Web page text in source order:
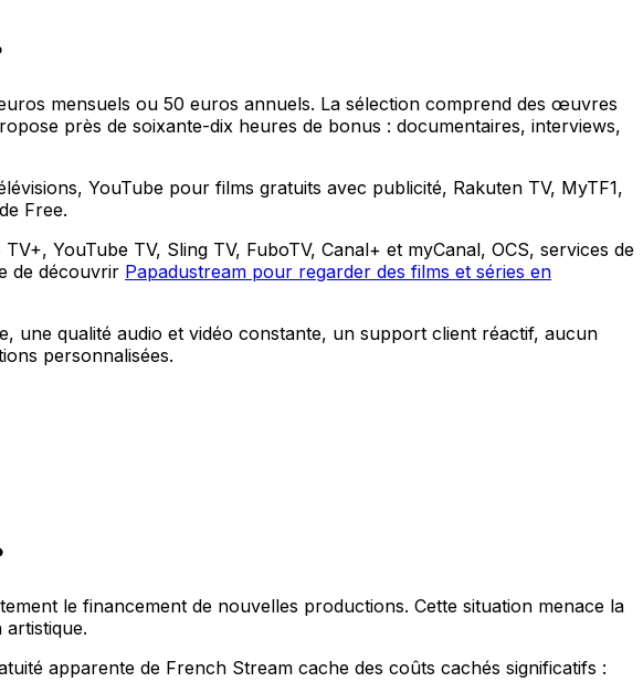
mensuels ou 50 euros annuels. La sélection comprend des œuvres
près de soixante-dix heures de bonus : documentaires, interviews,
YouTube pour films gratuits avec publicité, Rakuten TV, MyTF1,
Free.
YouTube TV, Sling TV, FuboTV, Canal+ et myCanal, OCS, services de
de découvrir Papadustream pour regarder des films et séries en
une qualité audio et vidéo constante, un support client réactif, aucun
personnalisées.
le financement de nouvelles productions. Cette situation menace la
apparente de French Stream cache des coûts cachés significatifs :